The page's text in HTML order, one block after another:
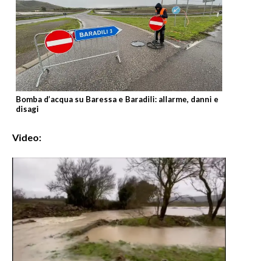
3 MINUTI CON
INSULARITÀ
INFO AZIENDE
ABBONATI
ANNUNCI
PUBBLICITÀ
SPIAGGE
Bomba d’acqua su Baressa e Baradili: allarme, danni e
disagi
Video: